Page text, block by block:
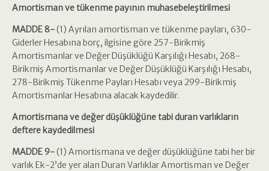
Amortisman ve tükenme payının muhasebeleştirilmesi
MADDE 8-(1) Ayrılan amortisman ve tükenme payları, 630-
Giderler Hesabına borç, ilgisine göre 257-Birikmiş
Amortismanlar ve Değer Düşüklüğü Karşılığı Hesabı, 268-
Birikmiş Amortismanlar ve Değer Düşüklüğü Karşılığı Hesabı,
278-Birikmiş Tükenme Payları Hesabı veya 299-Birikmiş
Amortismanlar Hesabına alacak kaydedilir.
Amortismana ve değer düşüklüğüne tabi duran varlıkların
deftere kaydedilmesi
MADDE 9-(1) Amortismana ve değer düşüklüğüne tabi her bir
varlık Ek-2’de yer alan Duran Varlıklar Amortisman ve Değer